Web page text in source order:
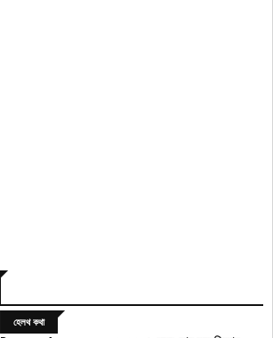
হেলথ কথা